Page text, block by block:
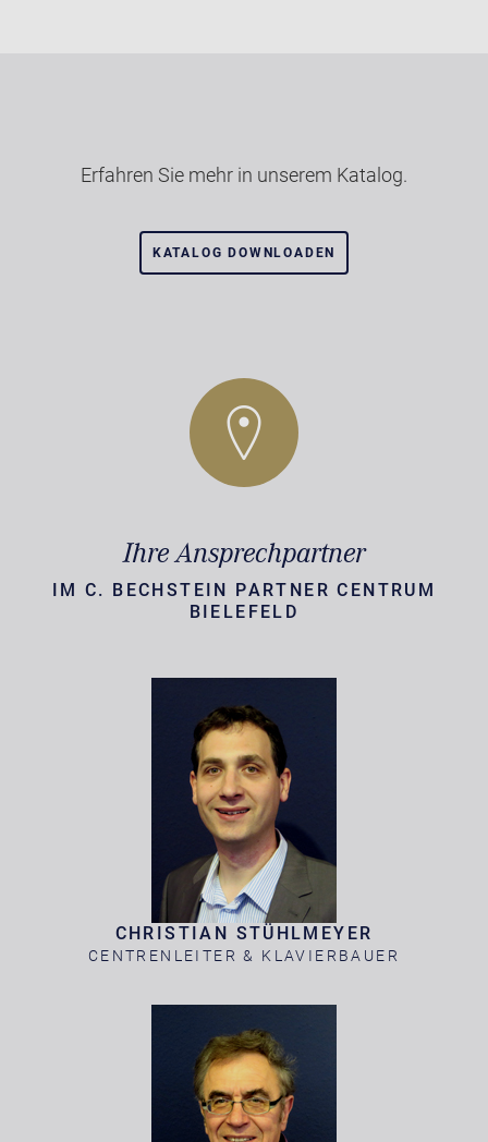
Erfahren Sie mehr in unserem Katalog.
KATALOG DOWNLOADEN
Ihre Ansprechpartner
IM C. BECHSTEIN PARTNER CENTRUM
BIELEFELD
CHRISTIAN STÜHLMEYER
CENTRENLEITER & KLAVIERBAUER